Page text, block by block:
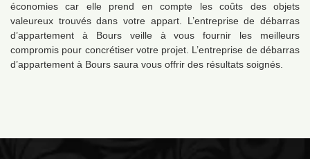
économies car elle prend en compte les coûts des objets
valeureux trouvés dans votre appart. L’entreprise de débarras
d’appartement à Bours veille à vous fournir les meilleurs
compromis pour concrétiser votre projet. L’entreprise de débarras
d’appartement à Bours saura vous offrir des résultats soignés.